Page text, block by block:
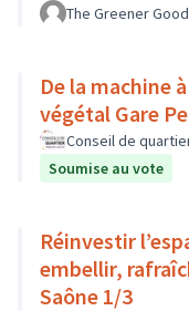
The Greener Good
De la machine
végétal Gare
Conseil de
Soumise au vote
Réinvestir
embellir,
Saône 1/3